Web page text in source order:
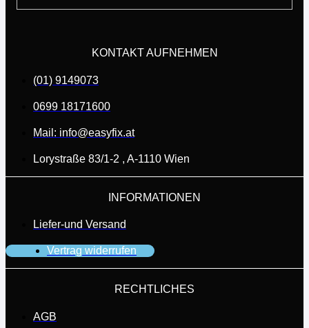
KONTAKT AUFNEHMEN
(01) 9149073
0699 18171600
Mail: info@easyfix.at
Lorystraße 83/1-2 , A-1110 Wien
INFORMATIONEN
Liefer-und Versand
Vertrag widerrufen
RECHTLICHES
AGB